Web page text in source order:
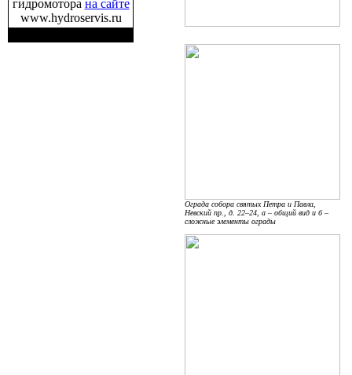
гидромотора на сайте
www.hydroservis.ru
Ограда собора святых Петра и Павла,
Невский пр., д. 22–24, а – общий вид и б –
сложные элементы ограды